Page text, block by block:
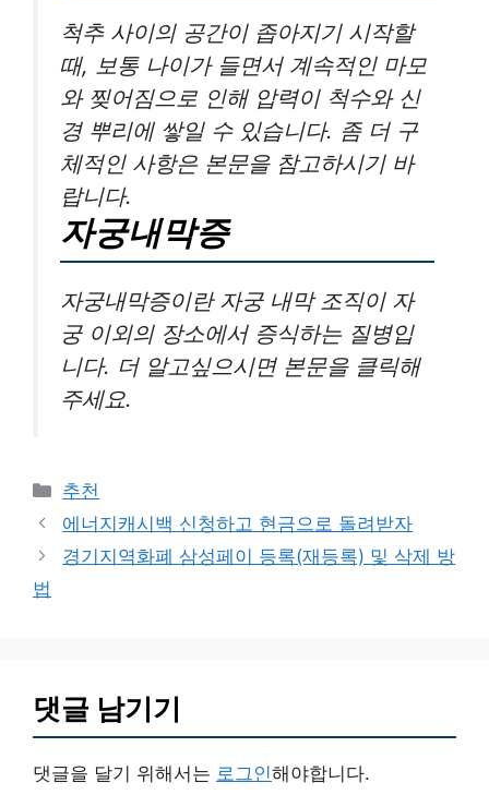
척추 사이의 공간이 좁아지기 시작할
때, 보통 나이가 들면서 계속적인 마모
와 찢어짐으로 인해 압력이 척수와 신
경 뿌리에 쌓일 수 있습니다. 좀 더 구
체적인 사항은 본문을 참고하시기 바
랍니다.
자궁내막증
자궁내막증이란 자궁 내막 조직이 자
궁 이외의 장소에서 증식하는 질병입
니다. 더 알고싶으시면 본문을 클릭해
주세요.
카
테
리
추천
에너지캐시백 신청하고 현금으로 돌려받자
경기지역화폐 삼성페이 등록(재등록) 및 삭제 방
법
댓글 남기기
댓글을 달기 위해서는 로그인해야합니다.